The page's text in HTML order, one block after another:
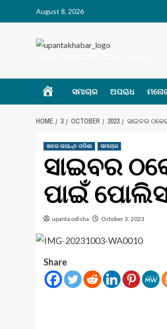
August 8, 2026
Homeସମାଚାର ଅପରାଧ
HOME 3 OCTOBER 2023 ସାଇବର
ଖବର ଉପାନ୍ତ ଓଡିଶା ସମାଚାର
ସାଇବର
ପାଇଁ
upanta odisha October 3, 2023
Share